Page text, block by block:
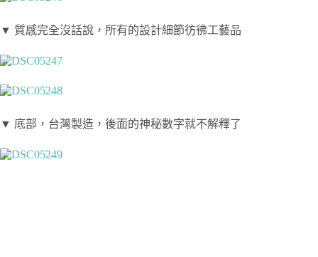
▼ 質感完全沒話說，所有的設計細節彷彿工藝品
▼ 底部，台灣製造，後面的神秘數字就不解釋了